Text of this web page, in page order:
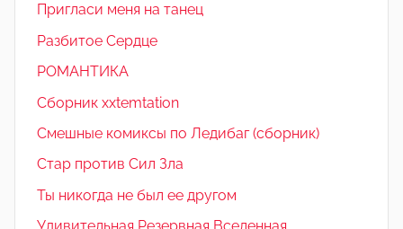
Пригласи меня на танец
Разбитое Сердце
РОМАНТИКА
Сборник xxtemtation
Смешные комиксы по Ледибаг (сборник)
Стар против Сил Зла
Ты никогда не был ее другом